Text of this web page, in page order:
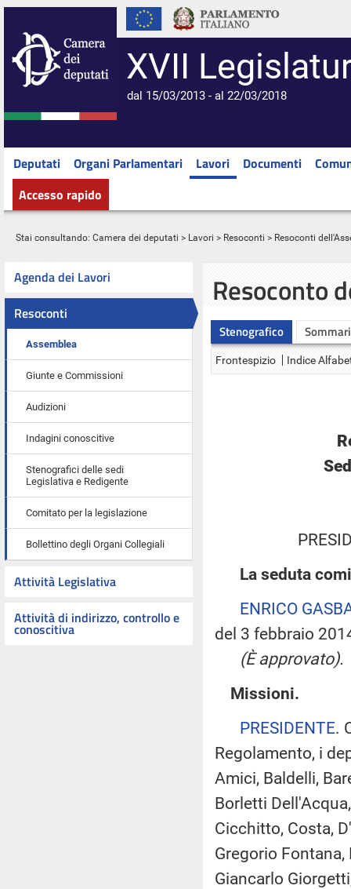
XVII
dal 15/03/2013 - al 22/03/2018
Deputati Organi Parlamentari Lavori Documenti
Accesso rapido
Stai consultando: Camera dei deputati > Lavori > Resoconti > Resoconti
Agenda dei Lavori
Resoconti
Assemblea
Giunte e Commissioni
Audizioni
Indagini conoscitive
Stenografici delle sedi
Legislativa e Redigente
Comitato per la legislazione
Bollettino degli Organi Collegiali
Attività Legislativa
Attività di indirizzo, controllo e
conoscitiva
Resoconto
Stenografico
Frontespizio Indice
La seduta
ENRICO
del 3 febbraio
(È approvato).
Missioni.
PRESIDENTE.
Regolamento, i
Amici, Baldelli,
Borletti
Cicchitto, Costa,
Gregorio
Giancarlo